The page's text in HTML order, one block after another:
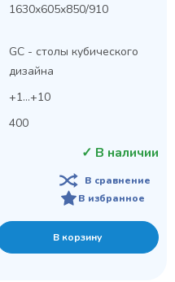
1630x605x850/910
GC - столы кубического
дизайна
+1...+10
400
✓ В наличии
В сравнение
В избранное
В корзину